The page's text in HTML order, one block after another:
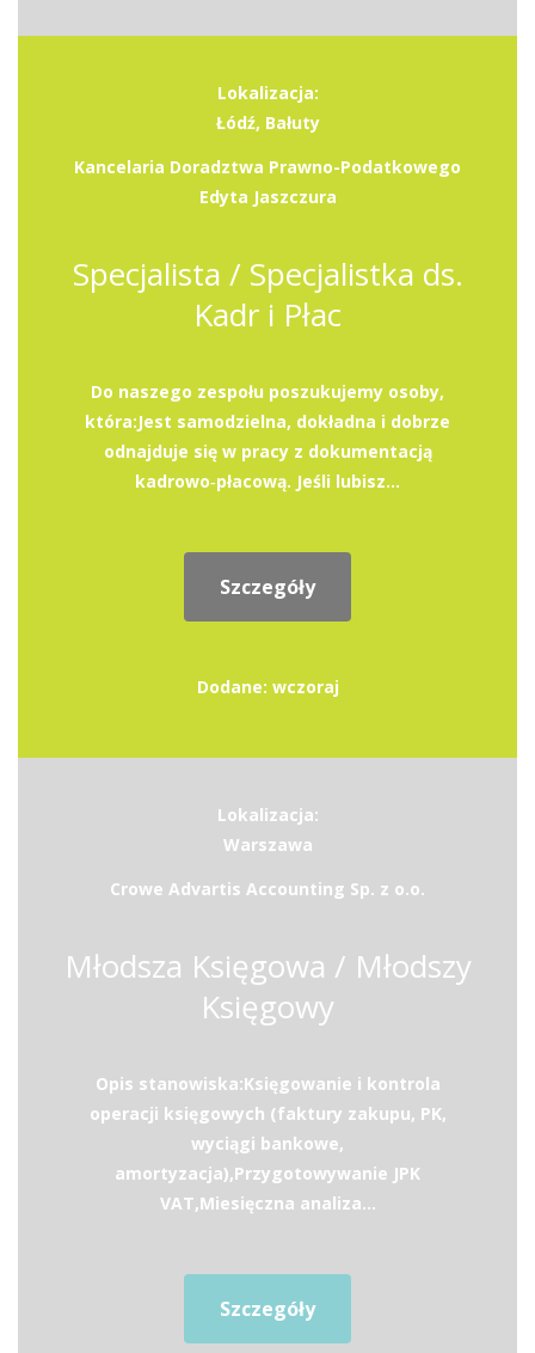
Lokalizacja:
Łódź, Bałuty
Kancelaria Doradztwa Prawno-Podatkowego
Edyta Jaszczura
Specjalista / Specjalistka ds.
Kadr i Płac
Do naszego zespołu poszukujemy osoby,
która:Jest samodzielna, dokładna i dobrze
odnajduje się w pracy z dokumentacją
kadrowo‑płacową. Jeśli lubisz...
Szczegóły
Dodane: wczoraj
Lokalizacja:
Warszawa
Crowe Advartis Accounting Sp. z o.o.
Młodsza Księgowa / Młodszy
Księgowy
Opis stanowiska:Księgowanie i kontrola
operacji księgowych (faktury zakupu, PK,
wyciągi bankowe,
amortyzacja),Przygotowywanie JPK
VAT,Miesięczna analiza...
Szczegóły